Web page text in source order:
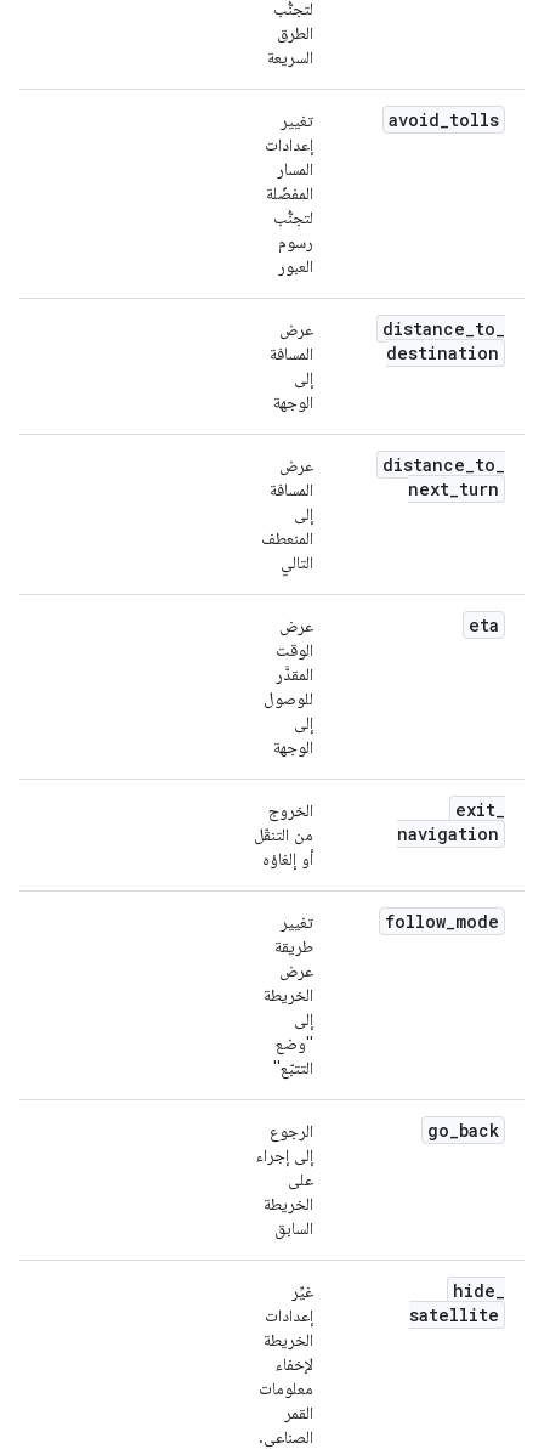
لتجنُّب
الطرق
السريعة
avoid tolls
تغيير
إعدادات
المسار
المفضّلة
لتجنُّب
رسوم
العبور
distance to
destination
عرض
المسافة
إلى
الوجهة
distance to
next turn
عرض
المسافة
إلى
المنعطف
التالي
eta
عرض
الوقت
المقدَّر
للوصول
إلى
الوجهة
exit
navigation
الخروج
من التنقّل
أو إلغاؤه
follow mode
تغيير
طريقة
عرض
الخريطة
إلى
"وضع
التتبّع"
go back
الرجوع
إلى إجراء
على
الخريطة
السابق
hide
satellite
غيِّر
إعدادات
الخريطة
لإخفاء
معلومات
القمر
الصناعي.